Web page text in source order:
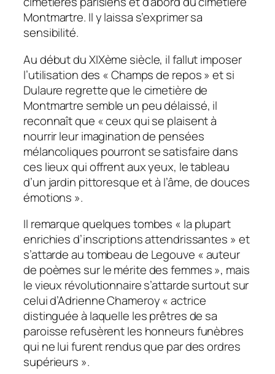
Montmartre. Il y laissa s’exprimer sa
sensibilité.
Au début du XIXème siècle, il fallut imposer
l’utilisation des « Champs de repos » et si
Dulaure regrette que le cimetière de
Montmartre semble un peu délaissé, il
reconnaît que « ceux qui se plaisent à
nourrir leur imagination de pensées
mélancoliques pourront se satisfaire dans
ces lieux qui offrent aux yeux, le tableau
d’un jardin pittoresque et à l’âme, de douces
émotions ».
Il remarque quelques tombes « la plupart
enrichies d’inscriptions attendrissantes » et
s’attarde au tombeau de Legouve « auteur
de poèmes sur le mérite des femmes », mais
le vieux révolutionnaire s’attarde surtout sur
celui d’Adrienne Chameroy « actrice
distinguée à laquelle les prêtres de sa
paroisse refusèrent les honneurs funèbres
qui ne lui furent rendus que par des ordres
supérieurs ».